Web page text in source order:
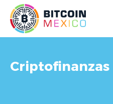
Criptofinanzas